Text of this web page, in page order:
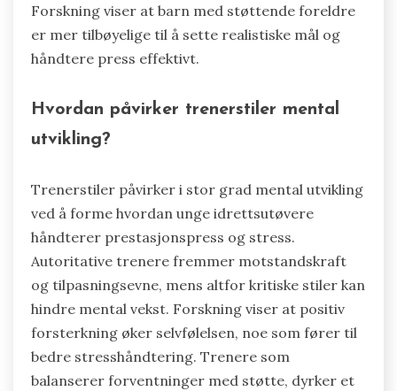
Forskning viser at barn med støttende foreldre
er mer tilbøyelige til å sette realistiske mål og
håndtere press effektivt.
Hvordan påvirker trenerstiler mental
utvikling?
Trenerstiler påvirker i stor grad mental utvikling
ved å forme hvordan unge idrettsutøvere
håndterer prestasjonspress og stress.
Autoritative trenere fremmer motstandskraft
og tilpasningsevne, mens altfor kritiske stiler kan
hindre mental vekst. Forskning viser at positiv
forsterkning øker selvfølelsen, noe som fører til
bedre stresshåndtering. Trenere som
balanserer forventninger med støtte, dyrker et